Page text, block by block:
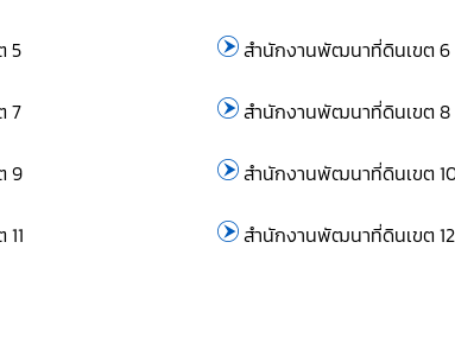
5 สำนักงานพัฒนาที่ดินเขต 6
7 สำนักงานพัฒนาที่ดินเขต 8
9 สำนักงานพัฒนาที่ดินเขต
สำนักงานพัฒนาที่ดินเขต 12